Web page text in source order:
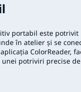
portabil este potrivit
în atelier și se
ColorReader,
potriviri precise